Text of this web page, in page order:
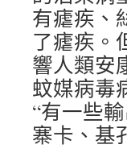
有瘧疾、
了瘧疾。
響人類安
蚊媒病毒
“有一些
寨卡、基